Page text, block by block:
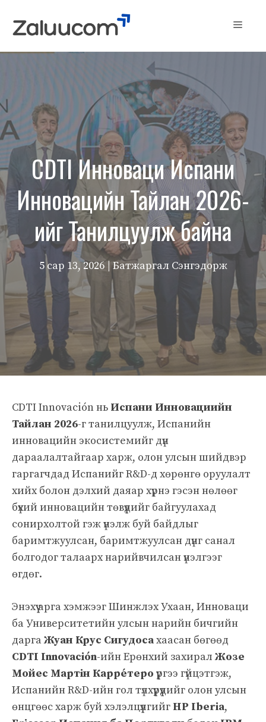
Menu
CDTI Инноваци Испани
Инновацийн Тайлан 2026-
ийг Танилцуулж байна
5 сар 13, 2026 | Батжаргал Сэнгэдорж
CDTI Innovación нь Испани Инновациийн
Тайлан 2026-г танилцуулж, Испанийн
инновацийн экосистемийг дүн
дараалалтайгаар харж, олон улсын шийдвэр
гаргагчдад Испанийг R&D-д хөрөнгө оруулалт
хийх болон дэлхий даяар хүрнэ гэсэн нөлөөг
бүхий инновацийн төвүүдийг байгуулахад
сонирхолтой гэж үнэлж буй байдлыг
баримтжуулсан, баримтжуулсан дүнг санал
болгодог талаарх нарийвчилсан үнэлгээг
өгдөг.
Энэхүү арга хэмжээг Шинжлэх Ухаан, Инноваци
ба Университетийн улсын нарийн бичгийн
даргаЖуан Крус Сигудосахаасан бөгөөд
CDTI Innovación-ийн Ерөнхий захиралЖозе
Мойес Мартін Карре́теро үүргээ гүйцэтгэж,
Испанийн R&D-ийн гол түлхүүрүүдийг олон улсын
өнцгөөс харж буй хэлэлцүүлгийг HP Iberia,